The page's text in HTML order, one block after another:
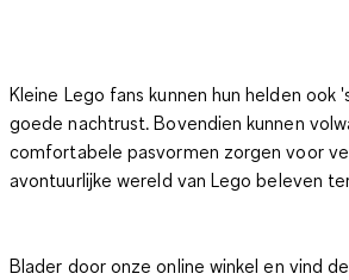
Kleine Lego fans kunnen hun helden
goede nachtrust. Bovendien kunnen
comfortabele pasvormen zorgen voor
avontuurlijke wereld van Lego beleven
Blader door onze online winkel en vind